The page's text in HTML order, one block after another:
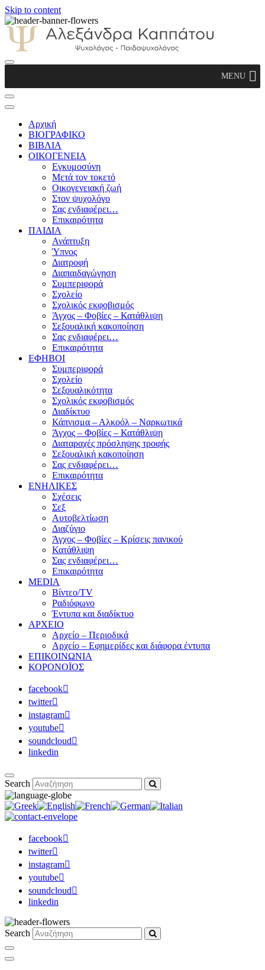
Skip to content
Παιδοψυχολόγος
MENU
Αρχική
ΒΙΟΓΡΑΦΙΚΟ
ΒΙΒΛΙΑ
ΟΙΚΟΓΕΝΕΙΑ
Εγκυμοσύνη
Μετά τον τοκετό
Οικογενειακή ζωή
Στον ψυχολόγο
Σας ενδιαφέρει…
Επικαιρότητα
ΠΑΙΔΙΑ
Ανάπτυξη
Ύπνος
Διατροφή
Διαπαιδαγώγηση
Συμπεριφορά
Σχολείο
Σχολικός εκφοβισμός
Άγχος – Φοβίες – Κατάθλιψη
Σεξουαλική κακοποίηση
Σας ενδιαφέρει…
Επικαιρότητα
ΕΦΗΒΟΙ
Συμπεριφορά
Σχολείο
Σεξουαλικότητα
Σχολικός εκφοβισμός
Διαδίκτυο
Κάπνισμα – Αλκοόλ – Ναρκωτικά
Άγχος – Φοβίες – Κατάθλιψη
Διαταραχές πρόσληψης τροφής
Σεξουαλική κακοποίηση
Σας ενδιαφέρει…
Επικαιρότητα
ΕΝΗΛΙΚΕΣ
Σχέσεις
Σεξ
Αυτοβελτίωση
Διαζύγιο
Άγχος – Φοβίες – Κρίσεις πανικού
Κατάθλιψη
Σας ενδιαφέρει…
Επικαιρότητα
MEDIA
Βίντεο/TV
Ραδιόφωνο
Έντυπα και διαδίκτυο
ΑΡΧΕΙΟ
Αρχείο – Περιοδικά
Αρχείο – Εφημερίδες και διάφορα έντυπα
ΕΠΙΚΟΙΝΩΝΙΑ
ΚΟΡΟΝΟΪΟΣ
facebook
twitter
instagram
youtube
soundcloud
linkedin
Search
facebook
twitter
instagram
youtube
soundcloud
linkedin
Search